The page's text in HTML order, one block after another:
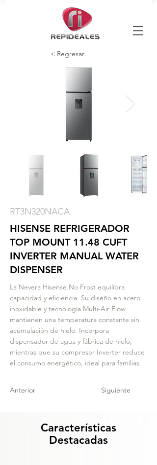
< Regresar
RT3N320NACA
HISENSE REFRIGERADOR
TOP MOUNT 11.48 CUFT
INVERTER MANUAL WATER
DISPENSER
La Nevera Hisense No Frost equilibra
capacidad y eficiencia. Su diseño en acero
inoxidable y tecnología Multi-Air Flow
mantienen una temperatura constante sin
acumulación de hielo. Incorpora
dispensador de agua y fábrica de hielo,
mientras que su compresor Inverter reduce
el consumo energético, ideal para familias.
Anterior Siguiente
Características
Destacadas